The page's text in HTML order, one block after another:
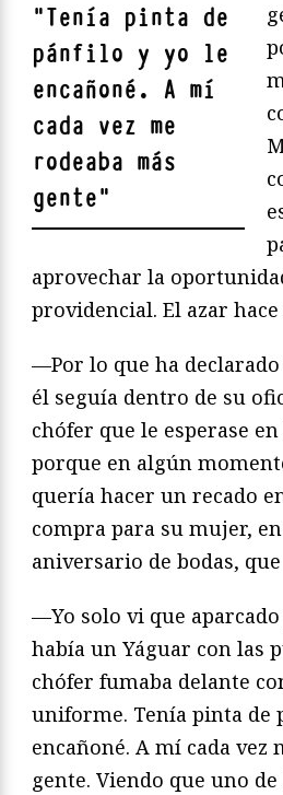
"Tenía pinta de
pánfilo y yo le
encañoné. A mí
cada vez me
rodeaba más
gente"
aprovechar la
providencial. El azar hace
—Por lo que ha
él seguía dentro de su
chófer que le esperase
porque en algún
quería hacer un recado
compra para su mujer,
aniversario de bodas,
—Yo solo vi que
había un Yáguar con las
chófer fumaba delante
uniforme. Tenía pinta de
encañoné. A mí cada vez
gente. Viendo que uno